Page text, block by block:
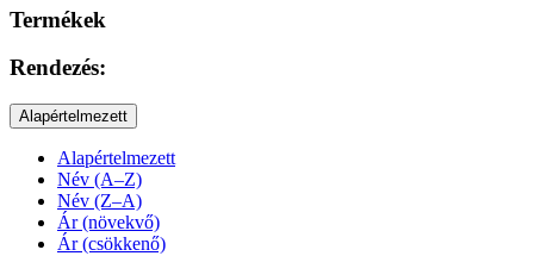
Termékek
Rendezés:
Alapértelmezett
Alapértelmezett
Név (A–Z)
Név (Z–A)
Ár (növekvő)
Ár (csökkenő)